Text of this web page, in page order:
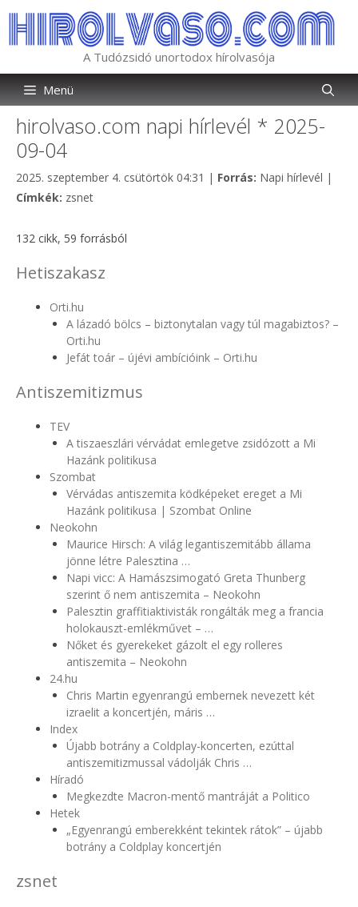
tartalomba
A Tudózsidó unortodox hírolvasója
Menü
hirolvaso.com napi hírlevél * 2025-
09-04
2025. szeptember 4. csütörtök 04:31 | Forrás: Kategória
Napi hírlevél |
Címkék: Címkék
zsnet
132 cikk, 59 forrásból
Hetiszakasz
Orti.hu
A lázadó bölcs – biztonytalan vagy túl magabiztos? –
Orti.hu
Jefát toár – újévi ambícióink – Orti.hu
Antiszemitizmus
TEV
A tiszaeszlári vérvádat emlegetve zsidózott a Mi
Hazánk politikusa
Szombat
Vérvádas antiszemita ködképeket ereget a Mi
Hazánk politikusa | Szombat Online
Neokohn
Maurice Hirsch: A világ legantiszemitább állama
jönne létre Palesztina …
Napi vicc: A Hamászsimogató Greta Thunberg
szerint ő nem antiszemita – Neokohn
Palesztin graffitiaktivisták rongálták meg a francia
holokauszt-emlékművet – …
Nőket és gyerekeket gázolt el egy rolleres
antiszemita – Neokohn
24.hu
Chris Martin egyenrangú embernek nevezett két
izraelit a koncertjén, máris …
Index
Újabb botrány a Coldplay-koncerten, ezúttal
antiszemitizmussal vádolják Chris …
Híradó
Megkezdte Macron-mentő mantráját a Politico
Hetek
„Egyenrangú emberekként tekintek rátok” – újabb
botrány a Coldplay koncertjén
zsnet